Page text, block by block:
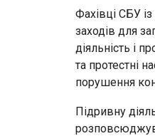
Фахівці СБУ
заходів для
діяльність і
та протестні
порушення
Підривну